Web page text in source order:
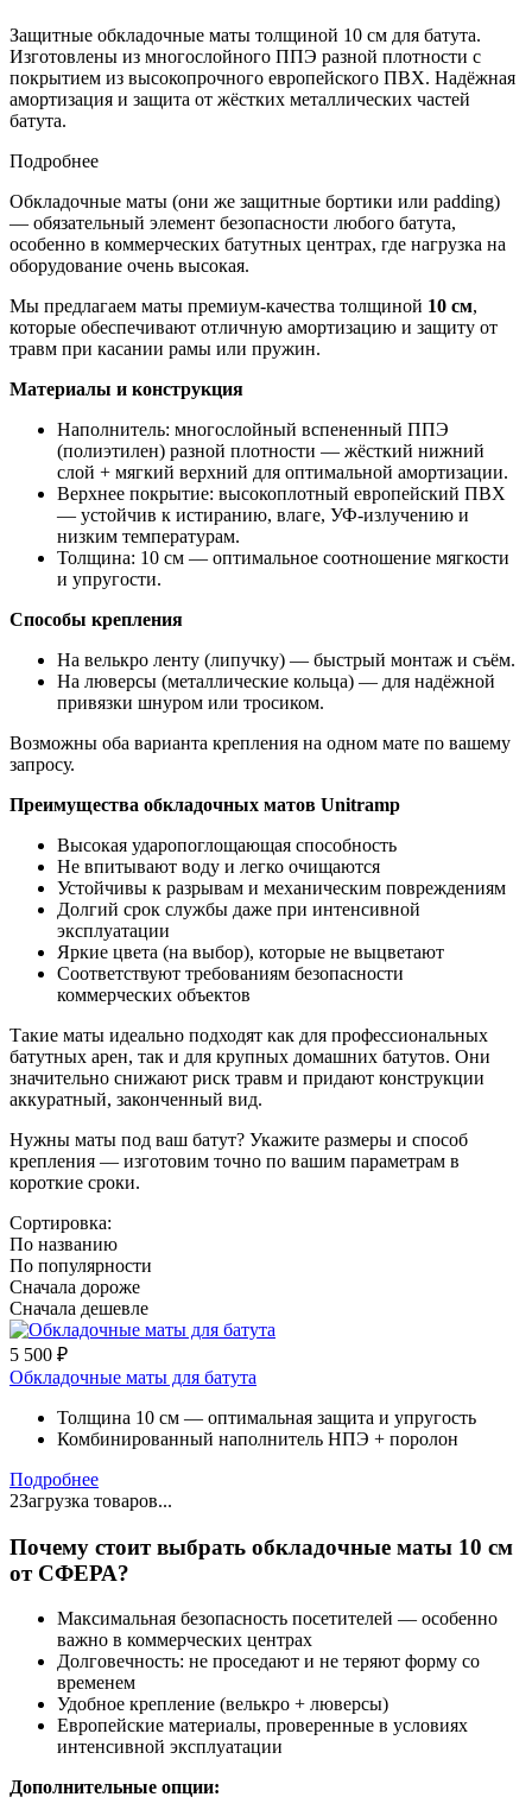
Защитные обкладочные маты толщиной 10 см для батута.
Изготовлены из многослойного ППЭ разной плотности с
покрытием из высокопрочного европейского ПВХ. Надёжная
амортизация и защита от жёстких металлических частей
батута.
Подробнее
Обкладочные маты (они же защитные бортики или padding)
— обязательный элемент безопасности любого батута,
особенно в коммерческих батутных центрах, где нагрузка на
оборудование очень высокая.
Мы предлагаем маты премиум-качества толщиной 10 см,
которые обеспечивают отличную амортизацию и защиту от
травм при касании рамы или пружин.
Материалы и конструкция
Наполнитель: многослойный вспененный ППЭ
(полиэтилен) разной плотности — жёсткий нижний
слой + мягкий верхний для оптимальной амортизации.
Верхнее покрытие: высокоплотный европейский ПВХ
— устойчив к истиранию, влаге, УФ-излучению и
низким температурам.
Толщина: 10 см — оптимальное соотношение мягкости
и упругости.
Способы крепления
На велькро ленту (липучку) — быстрый монтаж и съём.
На люверсы (металлические кольца) — для надёжной
привязки шнуром или тросиком.
Возможны оба варианта крепления на одном мате по вашему
запросу.
Преимущества обкладочных матов Unitramp
Высокая ударопоглощающая способность
Не впитывают воду и легко очищаются
Устойчивы к разрывам и механическим повреждениям
Долгий срок службы даже при интенсивной
эксплуатации
Яркие цвета (на выбор), которые не выцветают
Соответствуют требованиям безопасности
коммерческих объектов
Такие маты идеально подходят как для профессиональных
батутных арен, так и для крупных домашних батутов. Они
значительно снижают риск травм и придают конструкции
аккуратный, законченный вид.
Нужны маты под ваш батут? Укажите размеры и способ
крепления — изготовим точно по вашим параметрам в
короткие сроки.
Сортировка:
По названию
По популярности
Сначала дороже
Сначала дешевле
5 500 ₽
Обкладочные маты для батута
Толщина 10 см — оптимальная защита и упругость
Комбинированный наполнитель НПЭ + поролон
Подробнее
2Загрузка товаров...
Почему стоит выбрать обкладочные маты 10 см
от СФЕРА?
Максимальная безопасность посетителей — особенно
важно в коммерческих центрах
Долговечность: не проседают и не теряют форму со
временем
Удобное крепление (велькро + люверсы)
Европейские материалы, проверенные в условиях
интенсивной эксплуатации
Дополнительные опции: